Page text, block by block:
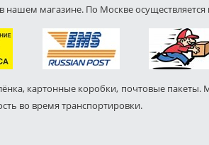
нашем магазине. По Москве осуществляется
картонные коробки, почтовые пакеты.
во время транспортировки.